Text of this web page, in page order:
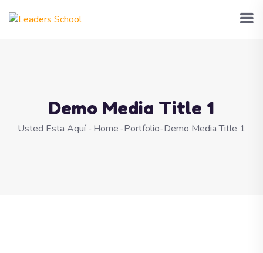
Demo Media Title 1
Usted Esta Aquí -Home-Portfolio-Demo Media Title 1